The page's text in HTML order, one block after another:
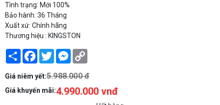
Tình trạng: Mới 100%
Bảo hành: 36 Tháng
Xuất xứ: Chính hãng
Thương hiệu : KINGSTON
Share Facebook
TwitterMessenger
Giá niêm yết:5.988.000 đ
Giá khuyến mãi:4.990.000 vnđ